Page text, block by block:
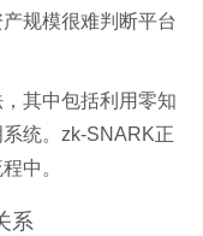
规模很难判断平台
其中包括利用零知
统。zk-SNARK正
中。
系